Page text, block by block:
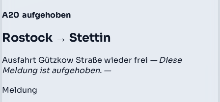
A20 aufgehoben
Rostock → Stettin
Ausfahrt Gützkow Straße wieder frei — Diese
Meldung ist aufgehoben. —
Meldung